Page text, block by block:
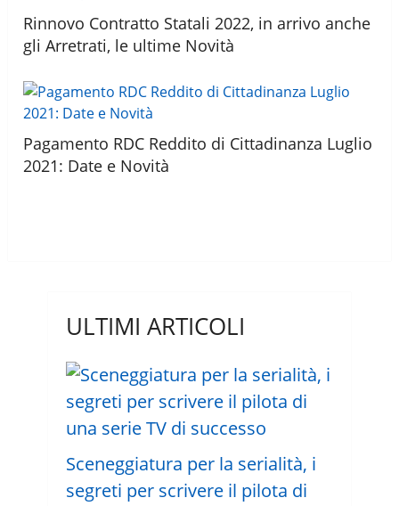
Rinnovo Contratto Statali 2022, in arrivo anche
gli Arretrati, le ultime Novità
Pagamento RDC Reddito di Cittadinanza Luglio
2021: Date e Novità
ULTIMI ARTICOLI
Sceneggiatura per la serialità, i
segreti per scrivere il pilota di